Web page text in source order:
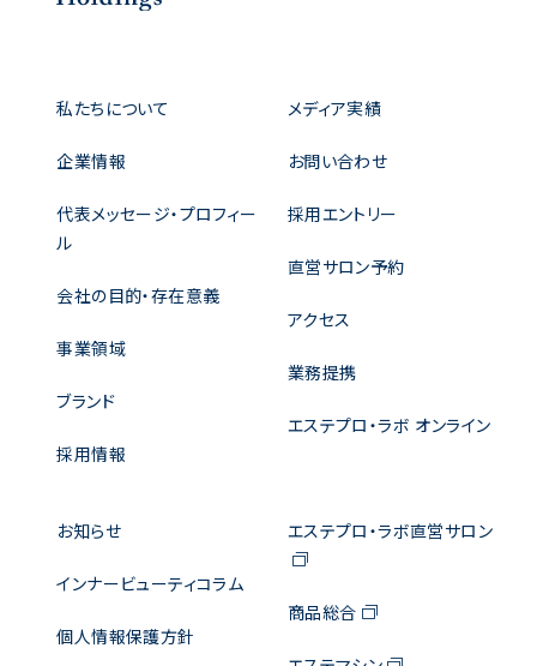
私たちについて
企業情報
代表メッセージ・プロフィー
ル
会社の目的・存在意義
事業領域
ブランド
採用情報
メディア実績
お問い合わせ
採用エントリー
直営サロン予約
アクセス
業務提携
エステプロ・ラボ オンライン
お知らせ
インナービューティコラム
個人情報保護方針
エステプロ・ラボ直営サロン
商品総合